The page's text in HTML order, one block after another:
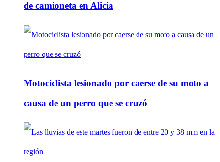
de camioneta en Alicia
Motociclista lesionado por caerse de su moto a
causa de un perro que se cruzó